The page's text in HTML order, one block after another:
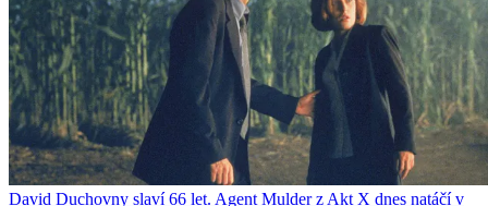
David Duchovny slaví 66 let. Agent Mulder z Akt X dnes natáčí v